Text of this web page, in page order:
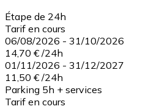
Étape de 24h
Tarif en cours
06/08/2026 - 31/10/2026
14,70 € /24h
01/11/2026 - 31/12/2027
11,50 € /24h
Parking 5h + services
Tarif en cours